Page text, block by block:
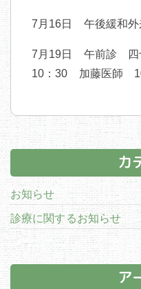
7月16日 午後緩
7月19日 午前診
10：30 加藤医師
カ
お知らせ
診療に関するお知らせ
ア